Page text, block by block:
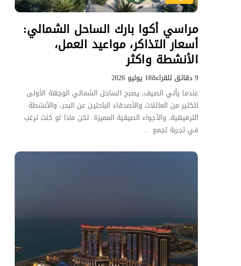
t
.
e
g
مراسي أكوا بارك الساحل الشمالي:
أسعار التذاكر، مواعيد العمل،
الأنشطة واكثر
9 دقائق للقراءة
18 يوليو 2026
عندما يأتي الصيف، يصبح الساحل الشمالي الوجهة الأولى
للكثير من العائلات والأصدقاء الباحثين عن البحر، والأنشطة
الترفيهية، والأجواء الصيفية المميزة. لكن ماذا لو كنت ترغب
في تجربة تجمع …